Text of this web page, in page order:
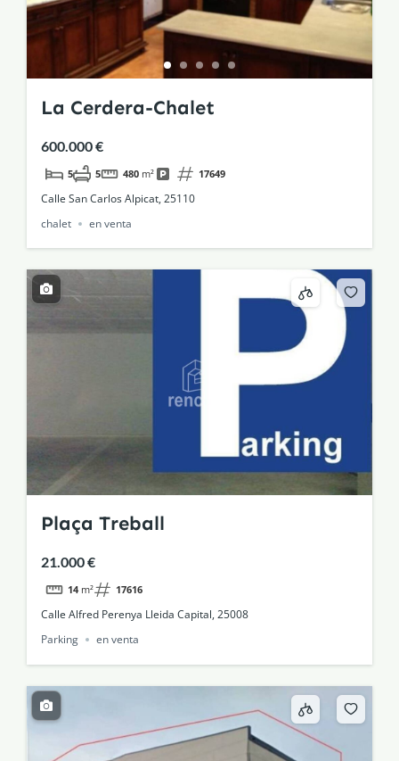
La Cerdera-Chalet
600.000 €
5 5 480 m² 17649
Calle San Carlos Alpicat, 25110
chalet
en venta
Plaça Treball
21.000 €
14 m² 17616
Calle Alfred Perenya Lleida Capital, 25008
Parking
en venta